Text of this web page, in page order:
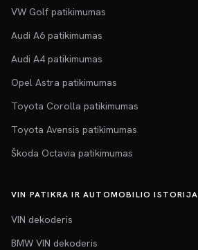
VW Golf patikimumas
Audi A6 patikimumas
Audi A4 patikimumas
Opel Astra patikimumas
Toyota Corolla patikimumas
Toyota Avensis patikimumas
Škoda Octavia patikimumas
VIN PATIKRA IR AUTOMOBILIO ISTORIJA
VIN dekoderis
BMW VIN dekoderis